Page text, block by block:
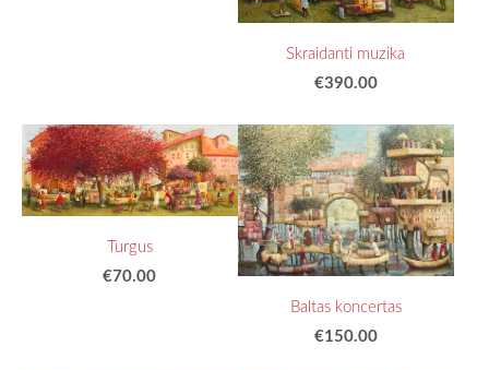
Skraidanti muzika
€390.00
Turgus
€70.00
Baltas koncertas
€150.00